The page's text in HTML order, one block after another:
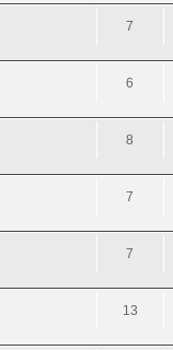
7
6
8
7
7
13